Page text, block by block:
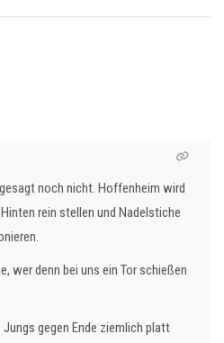
noch nicht. Hoffenheim wird
rein stellen und Nadelstiche
wer denn bei uns ein Tor schießen
gegen Ende ziemlich platt